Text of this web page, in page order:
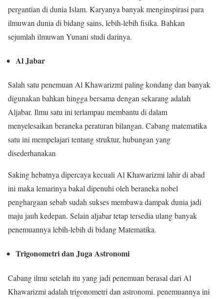
pergantian di dunia Islam. Karyanya banyak menginspirasi para
ilmuwan dunia di bidang sains, lebih-lebih fisika. Bahkan
sejumlah ilmuwan Yunani studi darinya.
Al Jabar
Salah satu penemuan Al Khawarizmi paling kondang dan banyak
digunakan bahkan hingga bersama dengan sekarang adalah
Aljabar. Ilmu satu ini terlampau membantu di dalam
menyelesaikan beraneka peraturan bilangan. Cabang matematika
satu ini mempelajari tentang struktur, hubungan yang
disederhanakan
Saking hebatnya dipercaya kecuali Al Khawarizmi lahir di abad
ini maka lemarinya bakal dipenuhi oleh beraneka nobel
penghargaan sebab sudah sukses membawa dampak dunia jadi
maju jauh kedepan. Selain aljabar tetap tersedia ulang banyak
penemuannya lebih-lebih di bidang Matematika.
Trigonometri dan Juga Astronomi
Cabang ilmu setelah itu yang jadi penemuan berasal dari Al
Khawarizmi adalah trigonometri dan astronomi. penemuannya ini